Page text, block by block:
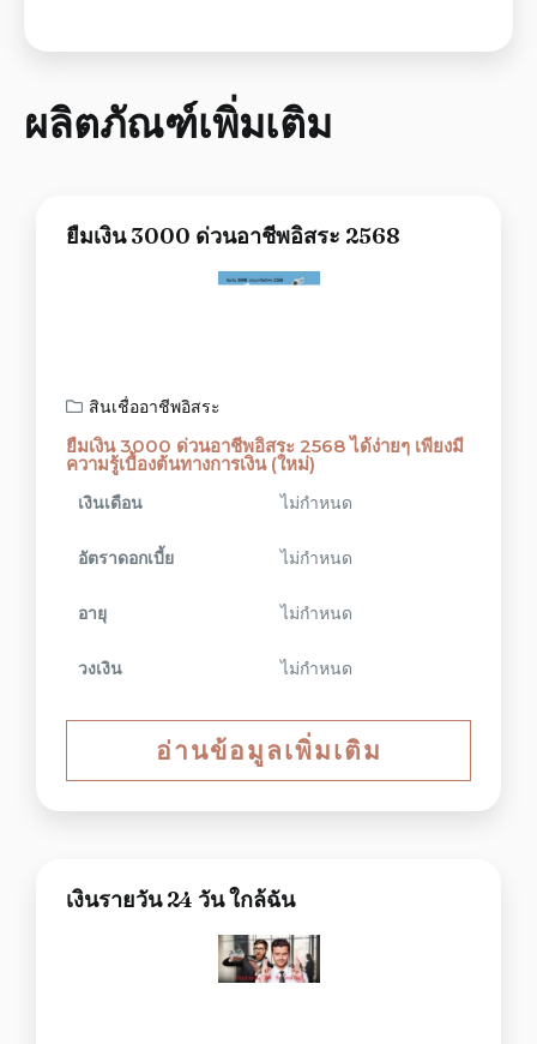
ผลิตภัณฑ์เพิ่มเติม
ยืมเงิน 3000 ด่วนอาชีพอิสระ 2568
สินเชื่ออาชีพอิสระ
ยืมเงิน 3000 ด่วนอาชีพอิสระ 2568 ได้ง่ายๆ เพียงมี
ความรู้เบื้องต้นทางการเงิน (ใหม่)
เงินเดือน ไม่กำหนด
อัตราดอกเบี้ย ไม่กำหนด
อายุ ไม่กำหนด
วงเงิน ไม่กำหนด
อ่านข้อมูลเพิ่มเติม
เงินรายวัน 24 วัน ใกล้ฉัน